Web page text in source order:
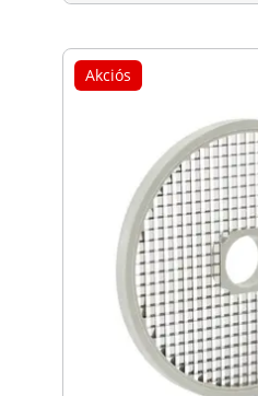
Akciós